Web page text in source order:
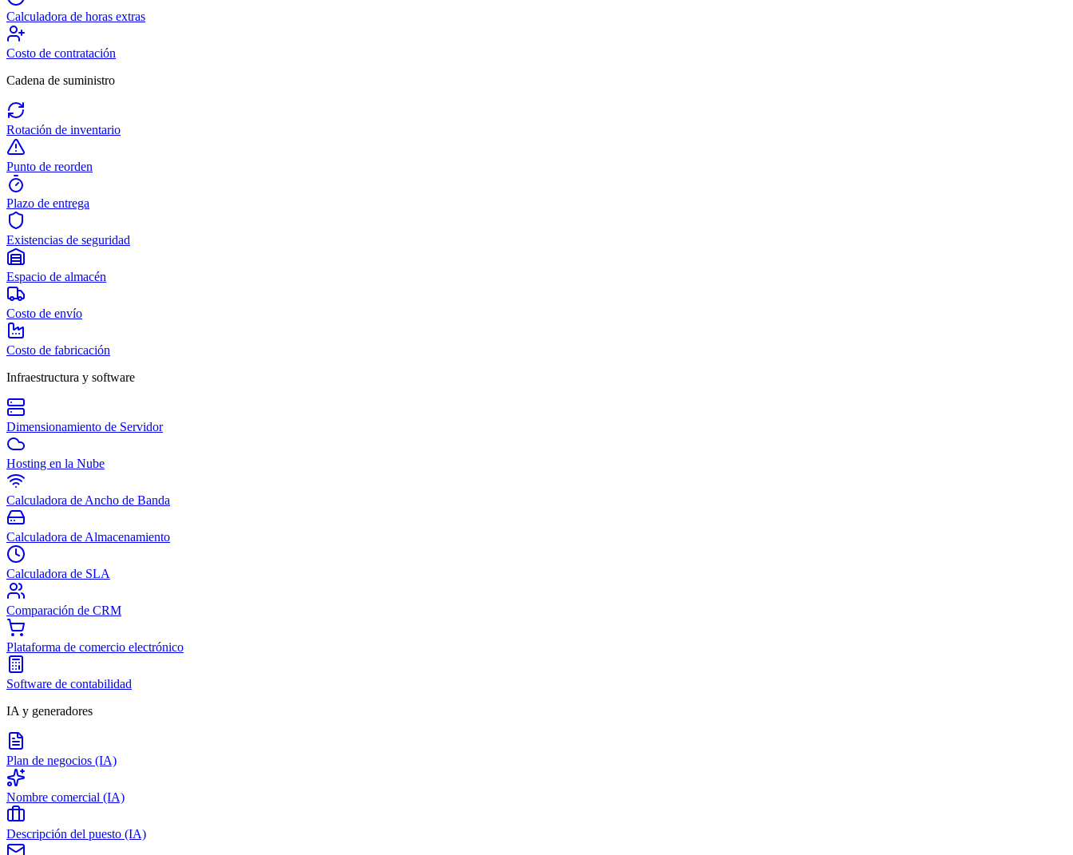
Calculadora de horas extras
Costo de contratación
Cadena de suministro
Rotación de inventario
Punto de reorden
Plazo de entrega
Existencias de seguridad
Espacio de almacén
Costo de envío
Costo de fabricación
Infraestructura y software
Dimensionamiento de Servidor
Hosting en la Nube
Calculadora de Ancho de Banda
Calculadora de Almacenamiento
Calculadora de SLA
Comparación de CRM
Plataforma de comercio electrónico
Software de contabilidad
IA y generadores
Plan de negocios (IA)
Nombre comercial (IA)
Descripción del puesto (IA)